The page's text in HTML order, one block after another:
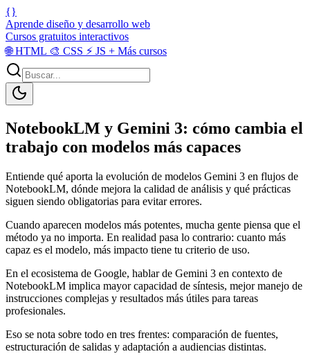
{}
Aprende diseño y desarrollo web
Cursos gratuitos interactivos
🌐HTML 🎨 CSS ⚡ JS + Más cursos
NotebookLM y Gemini 3: cómo cambia el
trabajo con modelos más capaces
Entiende qué aporta la evolución de modelos Gemini 3 en flujos de
NotebookLM, dónde mejora la calidad de análisis y qué prácticas
siguen siendo obligatorias para evitar errores.
Cuando aparecen modelos más potentes, mucha gente piensa que el
método ya no importa. En realidad pasa lo contrario: cuanto más
capaz es el modelo, más impacto tiene tu criterio de uso.
En el ecosistema de Google, hablar de Gemini 3 en contexto de
NotebookLM implica mayor capacidad de síntesis, mejor manejo de
instrucciones complejas y resultados más útiles para tareas
profesionales.
Eso se nota sobre todo en tres frentes: comparación de fuentes,
estructuración de salidas y adaptación a audiencias distintas.